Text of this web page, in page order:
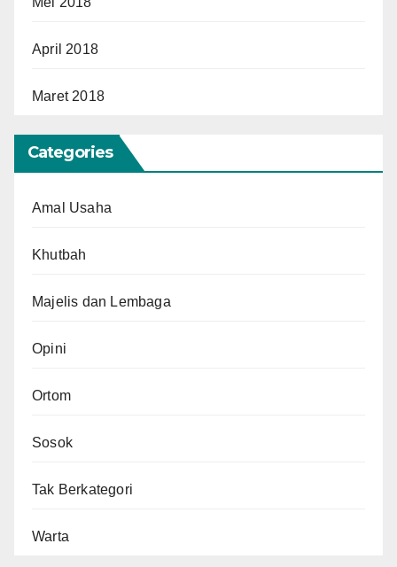
April 2018
Maret 2018
Categories
Amal Usaha
Khutbah
Majelis dan Lembaga
Opini
Ortom
Sosok
Tak Berkategori
Warta